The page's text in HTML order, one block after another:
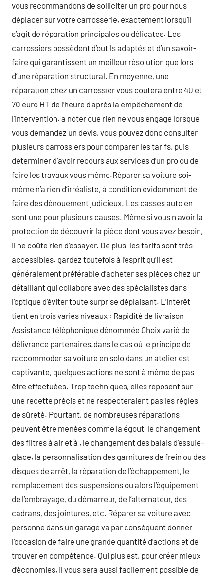
vous recommandons de solliciter un pro pour nous
déplacer sur votre carrosserie, exactement lorsqu’il
s’agit de réparation principales ou délicates. Les
carrossiers possèdent d’outils adaptés et d’un savoir-
faire qui garantissent un meilleur résolution que lors
d’une réparation structural. En moyenne, une
réparation chez un carrossier vous coutera entre 40 et
70 euro HT de l’heure d’après la empêchement de
l’intervention. a noter que rien ne vous engage lorsque
vous demandez un devis, vous pouvez donc consulter
plusieurs carrossiers pour comparer les tarifs, puis
déterminer d’avoir recours aux services d’un pro ou de
faire les travaux vous même.Réparer sa voiture soi-
même n’a rien d’irréaliste, à condition evidemment de
faire des dénouement judicieux. Les casses auto en
sont une pour plusieurs causes. Même si vous n avoir la
protection de découvrir la pièce dont vous avez besoin,
il ne coûte rien d’essayer. De plus, les tarifs sont très
accessibles. gardez toutefois à l’esprit qu’il est
généralement préférable d’acheter ses pièces chez un
détaillant qui collabore avec des spécialistes dans
l’optique d’éviter toute surprise déplaisant. L’intérêt
tient en trois variés niveaux : Rapidité de livraison
Assistance téléphonique dénommée Choix varié de
délivrance partenaires.dans le cas où le principe de
raccommoder sa voiture en solo dans un atelier est
captivante, quelques actions ne sont à même de pas
être effectuées. Trop techniques, elles reposent sur
une recette précis et ne respecteraient pas les règles
de sûreté. Pourtant, de nombreuses réparations
peuvent être menées comme la égout, le changement
des filtres à air et à , le changement des balais d’essuie-
glace, la personnalisation des garnitures de frein ou des
disques de arrêt, la réparation de l’échappement, le
remplacement des suspensions ou alors l’équipement
de l’embrayage, du démarreur, de l’alternateur, des
cadrans, des jointures, etc. Réparer sa voiture avec
personne dans un garage va par conséquent donner
l’occasion de faire une grande quantité d’actions et de
trouver en compétence. Qui plus est, pour créer mieux
d’économies, il vous sera aussi facilement possible de